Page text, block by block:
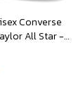
Converse
All Star -